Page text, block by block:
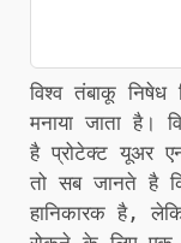
विश्व तंबाकू
मनाया जाता है।
है प्रोटेक्ट यूअर
तो सब जानते है
हानिकारक है,